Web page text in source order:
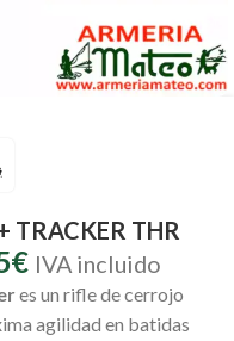
TRACKER THR
€ IVA incluido
es un rifle de cerrojo
agilidad en batidas